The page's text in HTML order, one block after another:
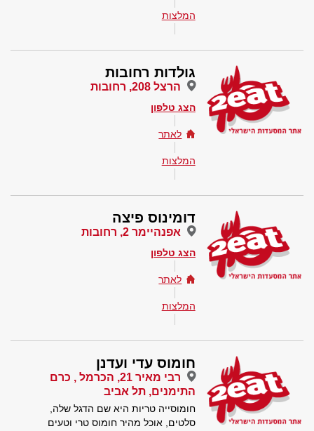
המלצות
גולדות רחובות
הרצל 208, רחובות
הצג טלפון
לאתר
המלצות
דומינוס פיצה
אפנהיימר 2, רחובות
הצג טלפון
לאתר
המלצות
חומוס עדי ועדנן
רבי מאיר 21, הכרמל , כרם
התימנים, תל אביב
חומוסייה טריות היא שם הדגל שלה,
סלטים, אוכל מהיר חומוס טרי וטעים